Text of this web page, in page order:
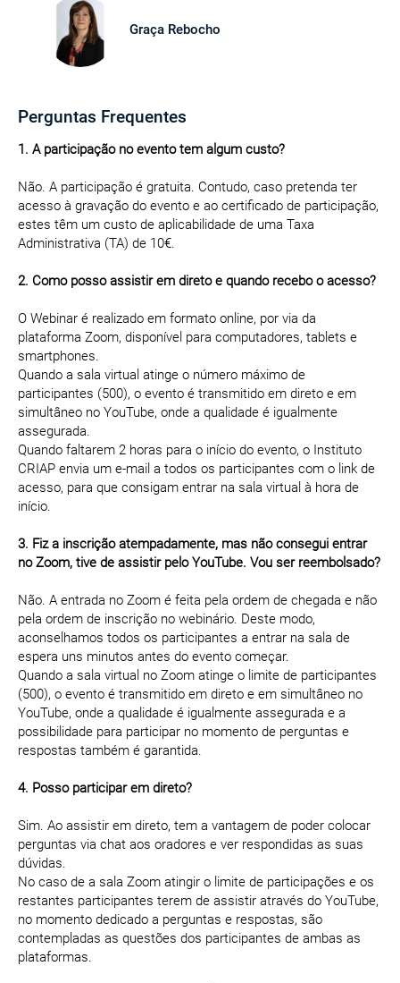
Graça Rebocho
Perguntas Frequentes
1. A participação no evento tem algum custo?
Não. A participação é gratuita. Contudo, caso pretenda ter
acesso à gravação do evento e ao certificado de participação,
estes têm um custo de aplicabilidade de uma Taxa
Administrativa (TA) de 10€.
2. Como posso assistir em direto e quando recebo o acesso?
O Webinar é realizado em formato online, por via da
plataforma Zoom, disponível para computadores, tablets e
smartphones.
Quando a sala virtual atinge o número máximo de
participantes (500), o evento é transmitido em direto e em
simultâneo no YouTube, onde a qualidade é igualmente
assegurada.
Quando faltarem 2 horas para o início do evento, o Instituto
CRIAP envia um e-mail a todos os participantes com o link de
acesso, para que consigam entrar na sala virtual à hora de
início.
3. Fiz a inscrição atempadamente, mas não consegui entrar
no Zoom, tive de assistir pelo YouTube. Vou ser reembolsado?
Não. A entrada no Zoom é feita pela ordem de chegada e não
pela ordem de inscrição no webinário. Deste modo,
aconselhamos todos os participantes a entrar na sala de
espera uns minutos antes do evento começar.
Quando a sala virtual no Zoom atinge o limite de participantes
(500), o evento é transmitido em direto e em simultâneo no
YouTube, onde a qualidade é igualmente assegurada e a
possibilidade para participar no momento de perguntas e
respostas também é garantida.
4. Posso participar em direto?
Sim. Ao assistir em direto, tem a vantagem de poder colocar
perguntas via chat aos oradores e ver respondidas as suas
dúvidas.
No caso de a sala Zoom atingir o limite de participações e os
restantes participantes terem de assistir através do YouTube,
no momento dedicado a perguntas e respostas, são
contempladas as questões dos participantes de ambas as
plataformas.